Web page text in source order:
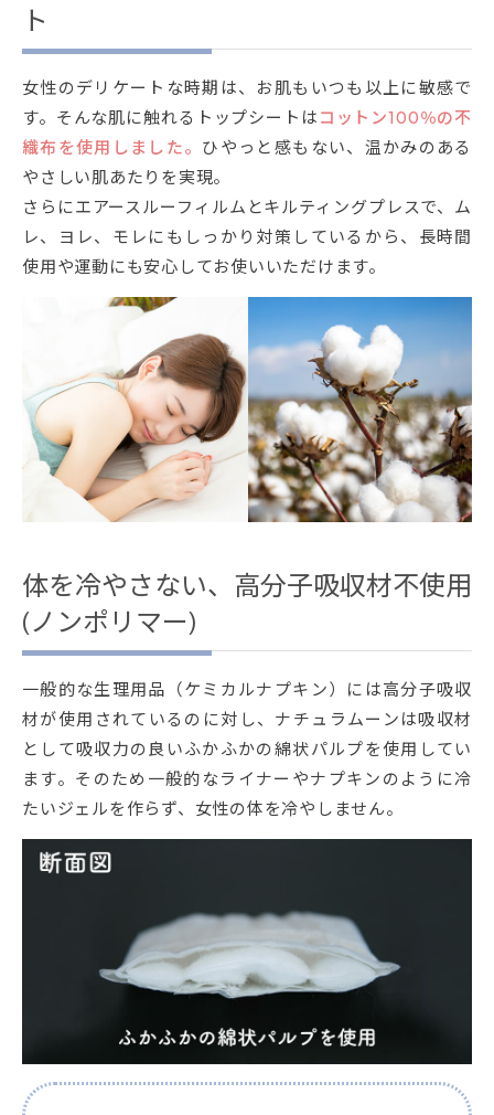
ト
女性のデリケートな時期は、お肌もいつも以上に敏感で
す。そんな肌に触れるトップシートは コットン100％の不
織布を使用しました。 ひやっと感もない、温かみのある
やさしい肌あたりを実現。
さらにエアースルーフィルムとキルティングプレスで、ム
レ、ヨレ、モレにもしっかり対策しているから、長時間
使用や運動にも安心してお使いいただけます。
体を冷やさない、高分子吸収材不使用
(ノンポリマー)
一般的な生理用品（ケミカルナプキン）には高分子吸収
材が使用されているのに対し、ナチュラムーンは吸収材
として吸収力の良いふかふかの綿状パルプを使用してい
ます。そのため一般的なライナーやナプキンのように冷
たいジェルを作らず、女性の体を冷やしません。